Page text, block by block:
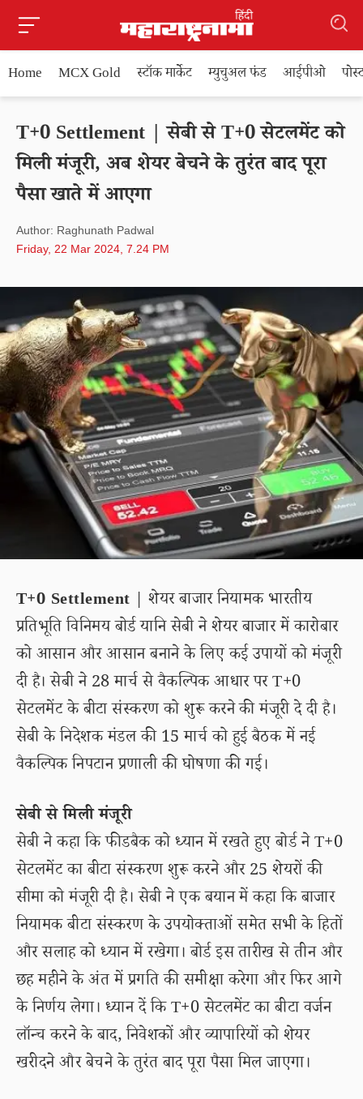
Home MCX Gold स्टॉक मार्केट म्युचुअल फंड आईपीओ
T+0 Settlement | सेबी से T+0 सेटलमेंट को
मिली मंजूरी, अब शेयर बेचने के तुरंत बाद पूरा
पैसा खाते में आएगा
Author: Raghunath Padwal
Friday, 22 Mar 2024, 7.24 PM
T+0 Settlement | शेयर बाजार नियामक भारतीय
प्रतिभूति विनिमय बोर्ड यानि सेबी ने शेयर बाजार में कारोबार
को आसान और आसान बनाने के लिए कई उपायों को मंजूरी
दी है। सेबी ने 28 मार्च से वैकल्पिक आधार पर T+0
सेटलमेंट के बीटा संस्करण को शुरू करने की मंजूरी दे दी है।
सेबी के निदेशक मंडल की 15 मार्च को हुई बैठक में नई
वैकल्पिक निपटान प्रणाली की घोषणा की गई।
सेबी से मिली मंजूरी
सेबी ने कहा कि फीडबैक को ध्यान में रखते हुए बोर्ड ने T+0
सेटलमेंट का बीटा संस्करण शुरू करने और 25 शेयरों की
सीमा को मंजूरी दी है। सेबी ने एक बयान में कहा कि बाजार
नियामक बीटा संस्करण के उपयोक्ताओं समेत सभी के हितों
और सलाह को ध्यान में रखेगा। बोर्ड इस तारीख से तीन और
छह महीने के अंत में प्रगति की समीक्षा करेगा और फिर आगे
के निर्णय लेगा। ध्यान दें कि T+0 सेटलमेंट का बीटा वर्जन
लॉन्च करने के बाद, निवेशकों और व्यापारियों को शेयर
खरीदने और बेचने के तुरंत बाद पूरा पैसा मिल जाएगा।